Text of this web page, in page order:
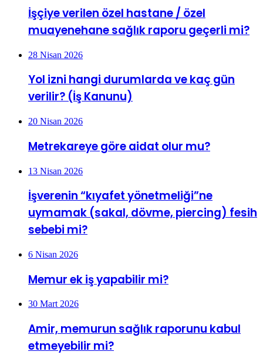
İşçiye verilen özel hastane / özel
muayenehane sağlık raporu geçerli mi?
28 Nisan 2026
Yol izni hangi durumlarda ve kaç gün
verilir? (İş Kanunu)
20 Nisan 2026
Metrekareye göre aidat olur mu?
13 Nisan 2026
İşverenin “kıyafet yönetmeliği”ne
uymamak (sakal, dövme, piercing) fesih
sebebi mi?
6 Nisan 2026
Memur ek iş yapabilir mi?
30 Mart 2026
Amir, memurun sağlık raporunu kabul
etmeyebilir mi?